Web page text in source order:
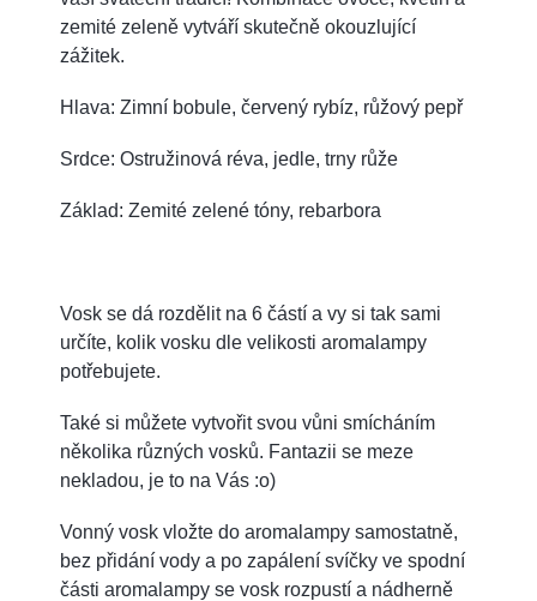
zemité zeleně vytváří skutečně okouzlující
zážitek.
Hlava: Zimní bobule, červený rybíz, růžový pepř
Srdce: Ostružinová réva, jedle, trny růže
Základ: Zemité zelené tóny, rebarbora
Vosk se dá rozdělit na 6 částí a vy si tak sami
určíte, kolik vosku dle velikosti aromalampy
potřebujete.
Také si můžete vytvořit svou vůni smícháním
několika různých vosků. Fantazii se meze
nekladou, je to na Vás :o)
Vonný vosk vložte do aromalampy samostatně,
bez přidání vody a po zapálení svíčky ve spodní
části aromalampy se vosk rozpustí a nádherně